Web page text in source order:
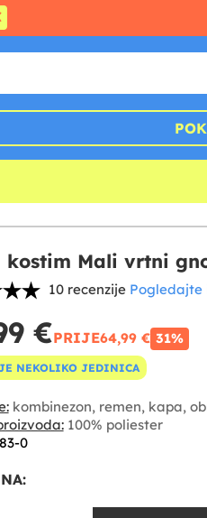
kostim Mali vrtni
10 recenzije Pogledajte
€PRIJE64,99 € 31%
NEKOLIKO JEDINICA
kombinezon, remen, kapa,
100% poliester
0